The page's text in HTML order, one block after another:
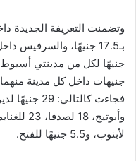
وتضمنت التعريفة الجديدة
بـ17.5 جنيهًا، والسرفيس
جنيهًا لكل من مدينتي أسيوط
جنيهات داخل كل مدينة منهما
فجاءت كالتالي: جنيهًا
وأبوتيج،
لصدفا،
لأبنوب، و5.5 جنيهًا للفتح.